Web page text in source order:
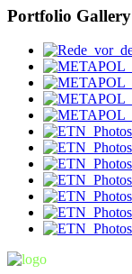
Portfolio Gallery